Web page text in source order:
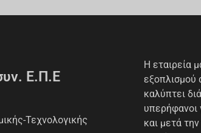
Ε.Π.Ε
Τεχνολογικής
Η εταιρεία
εξοπλισμού
καλύπτει
και μετά